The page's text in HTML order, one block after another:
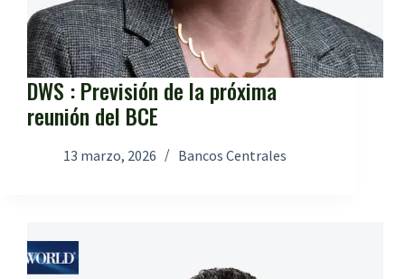
DWS : Previsión de la próxima
reunión del BCE
13 marzo, 2026 Bancos Centrales